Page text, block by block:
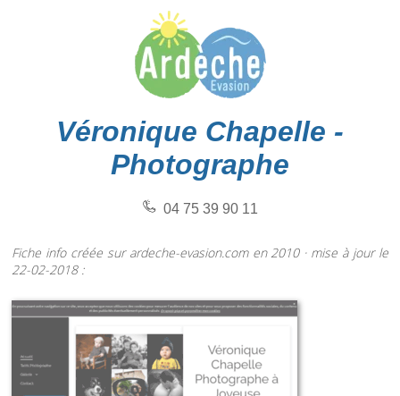
Véronique Chapelle -
Photographe
04 75 39 90 11
Fiche info créée sur ardeche-evasion.com en 2010 · mise à jour le
22-02-2018 :